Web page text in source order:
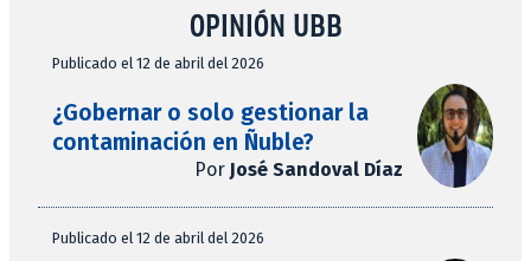
OPINIÓN UBB
Publicado el 12 de abril del 2026
¿Gobernar o solo gestionar la
contaminación en Ñuble?
Por José Sandoval Díaz
Publicado el 12 de abril del 2026